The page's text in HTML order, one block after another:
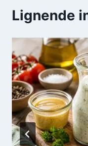
Lignende